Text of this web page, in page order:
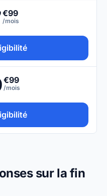
€99
/mois
€99
/mois
sur la fin